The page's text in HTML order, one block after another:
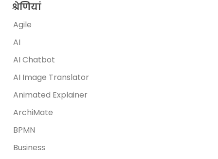
श्रेणियां
Agile
AI
AI Chatbot
AI Image Translator
Animated Explainer
ArchiMate
BPMN
Business